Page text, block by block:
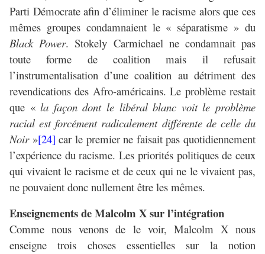
Parti Démocrate afin d’éliminer le racisme alors que ces
mêmes groupes condamnaient le « séparatisme » du
Black Power. Stokely Carmichael ne condamnait pas
toute forme de coalition mais il refusait
l’instrumentalisation d’une coalition au détriment des
revendications des Afro-américains. Le problème restait
que «la façon dont le libéral blanc voit le problème
racial est forcément radicalement différente de celle du
Noir»[24] car le premier ne faisait pas quotidiennement
l’expérience du racisme. Les priorités politiques de ceux
qui vivaient le racisme et de ceux qui ne le vivaient pas,
ne pouvaient donc nullement être les mêmes.
Enseignements de Malcolm X sur l’intégration
Comme nous venons de le voir, Malcolm X nous
enseigne trois choses essentielles sur la notion